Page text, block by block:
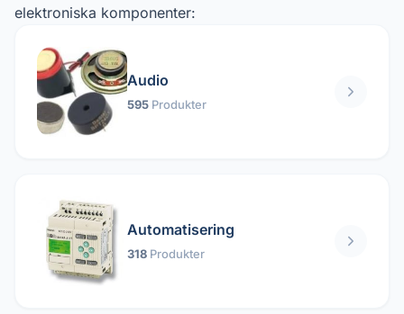
elektroniska komponenter:
Audio
595 Produkter
Automatisering
318 Produkter